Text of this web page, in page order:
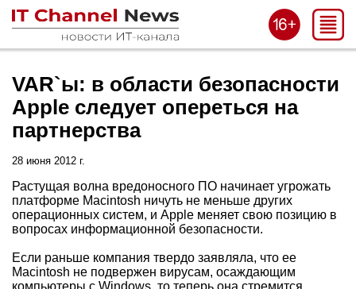
VAR`ы: в области безопасности
Apple следует опереться на
партнерства
28 июня 2012 г.
Растущая волна вредоносного ПО начинает угрожать
платформе Macintosh ничуть не меньше других
операционных систем, и Apple меняет свою позицию в
вопросах информационной безопасности.
Если раньше компания твердо заявляла, что ее
Macintosh не подвержен вирусам, осаждающим
компьютеры с Windows, то теперь она стремится